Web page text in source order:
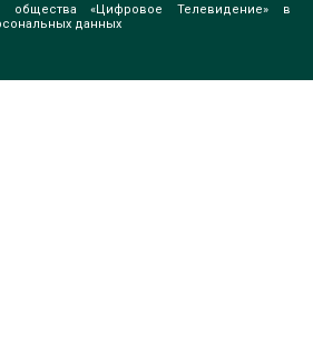
общества «Цифровое Телевидение» в
данных